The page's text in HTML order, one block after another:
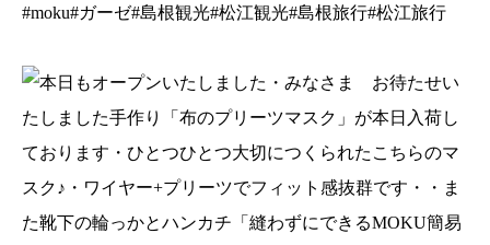
#moku#ガーゼ#島根観光#松江観光#島根旅行#松江旅行